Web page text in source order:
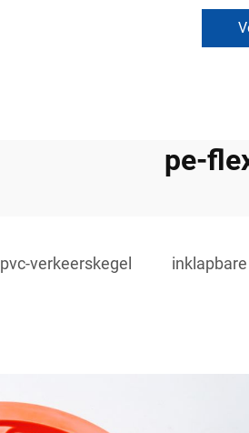
pe-
pvc-verkeerskegel inklapbare